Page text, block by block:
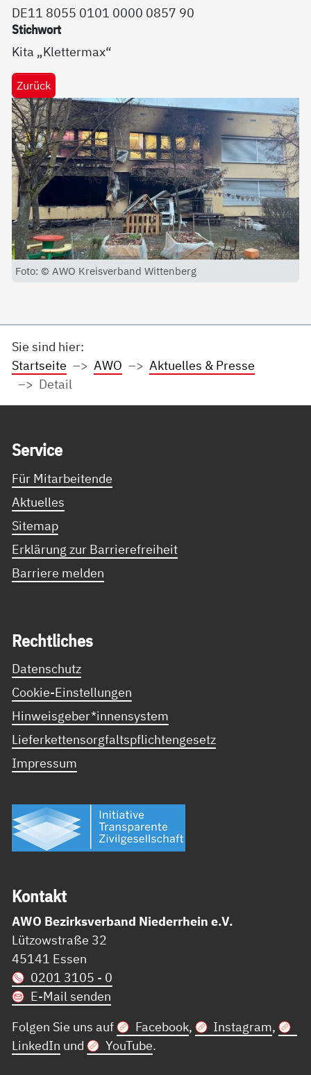
DE11 8055 0101 0000 0857 90
Stichwort
Kita „Klettermax“
Zurück
Foto: © AWO Kreisverband Wittenberg
Sie sind hier:
Startseite
AWO
Aktuelles & Presse
Detail
Ser­vice
Für Mitarbeitende
Aktuelles
Sitemap
Erklärung zur Barrierefreiheit
Barriere melden
Recht­li­ches
Datenschutz
Cookie-Einstellungen
Hinweisgeber*innensystem
Lieferkettensorgfaltspflichtengesetz
Impressum
Kon­takt
AWO Bezirksverband Niederrhein e.V.
Lützowstraße 32
45141 Essen
0201 3105 - 0
E-Mail senden
Folgen Sie uns auf
Facebook, Instagram,
LinkedIn und YouTube.